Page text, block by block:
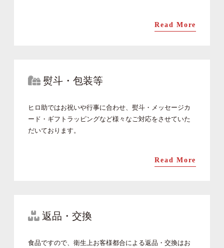
Read More
熨斗・包装等
ヒロ助ではお祝いや行事に合わせ、熨斗・メッセージカ
ード・ギフトラッピングなど様々なご対応をさせていた
だいております。
Read More
返品・交換
食品ですので、衛生上お客様都合による返品・交換はお